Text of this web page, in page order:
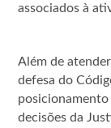
associados à
Além de
defesa do
posicionamento
decisões da